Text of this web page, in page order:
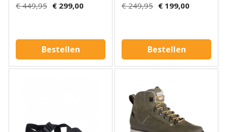
€ 449,95 € 299,00
Bestellen
€ 249,95 € 199,00
Bestellen